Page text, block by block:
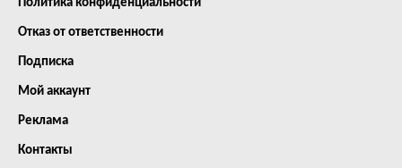
Политика конфиденциальности
Отказ от ответственности
Подписка
Мой аккаунт
Реклама
Контакты